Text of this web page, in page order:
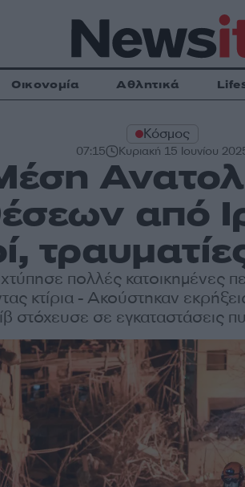
Οικονομία Αθλητικά
Κόσμος
07:15 Κυριακή 15 Ιουνίου
από
πολλές κατοικημένες
κτίρια - Ακούστηκαν
στόχευσε σε εγκαταστάσεις